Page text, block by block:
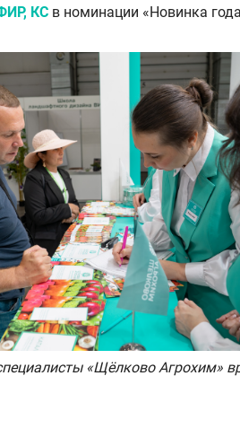
КС в номинации «Новинка
«Щёлково Агрохим»